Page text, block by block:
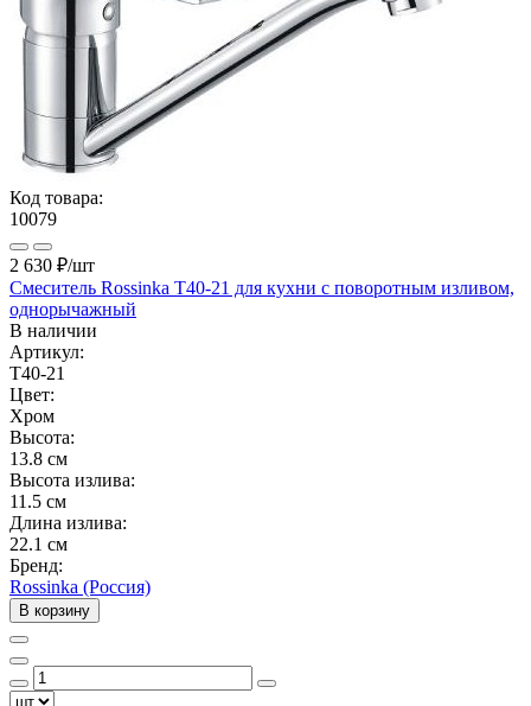
Код товара:
10079
2 630 ₽/шт
Смеситель Rossinka T40-21 для кухни с поворотным изливом,
однорычажный
В наличии
Артикул:
T40-21
Цвет:
Хром
Высота:
13.8 см
Высота излива:
11.5 см
Длина излива:
22.1 см
Бренд:
Rossinka (Россия)
В корзину